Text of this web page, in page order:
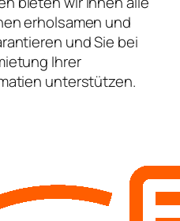
erholsamen und
und Sie bei
Ihrer
unterstützen.